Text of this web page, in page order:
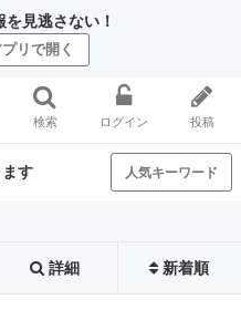
見逃さない！
リで開く
検索 ログイン 投稿
ます 人気キーワード
詳細 新着順